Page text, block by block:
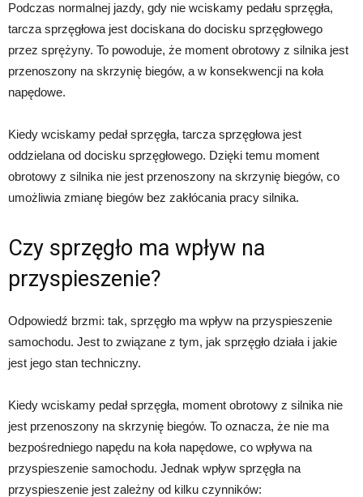
Podczas normalnej jazdy, gdy nie wciskamy pedału sprzęgła,
tarcza sprzęgłowa jest dociskana do docisku sprzęgłowego
przez sprężyny. To powoduje, że moment obrotowy z silnika jest
przenoszony na skrzynię biegów, a w konsekwencji na koła
napędowe.
Kiedy wciskamy pedał sprzęgła, tarcza sprzęgłowa jest
oddzielana od docisku sprzęgłowego. Dzięki temu moment
obrotowy z silnika nie jest przenoszony na skrzynię biegów, co
umożliwia zmianę biegów bez zakłócania pracy silnika.
Czy sprzęgło ma wpływ na
przyspieszenie?
Odpowiedź brzmi: tak, sprzęgło ma wpływ na przyspieszenie
samochodu. Jest to związane z tym, jak sprzęgło działa i jakie
jest jego stan techniczny.
Kiedy wciskamy pedał sprzęgła, moment obrotowy z silnika nie
jest przenoszony na skrzynię biegów. To oznacza, że nie ma
bezpośredniego napędu na koła napędowe, co wpływa na
przyspieszenie samochodu. Jednak wpływ sprzęgła na
przyspieszenie jest zależny od kilku czynników: